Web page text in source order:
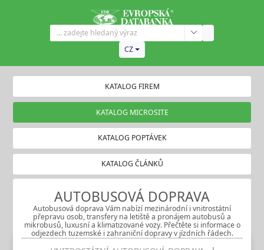
CZ
KATALOG FIREM
KATALOG MICROSITE
KATALOG POPTÁVEK
KATALOG ČLÁNKŮ
AUTOBUSOVÁ DOPRAVA
Autobusová doprava Vám nabízí mezinárodní i vnitrostátní
přepravu osob, transfery na letiště a pronájem autobusů a
mikrobusů, luxusní a klimatizované vozy. Přečtěte si informace o
odjezdech tuzemské i zahraniční dopravy v jízdních řádech.